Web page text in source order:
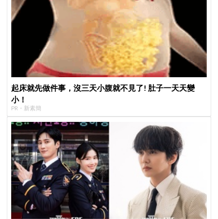
起床就先做件事，沒三天小腹就不見了! 肚子一天天變
小！
PR・新素簡